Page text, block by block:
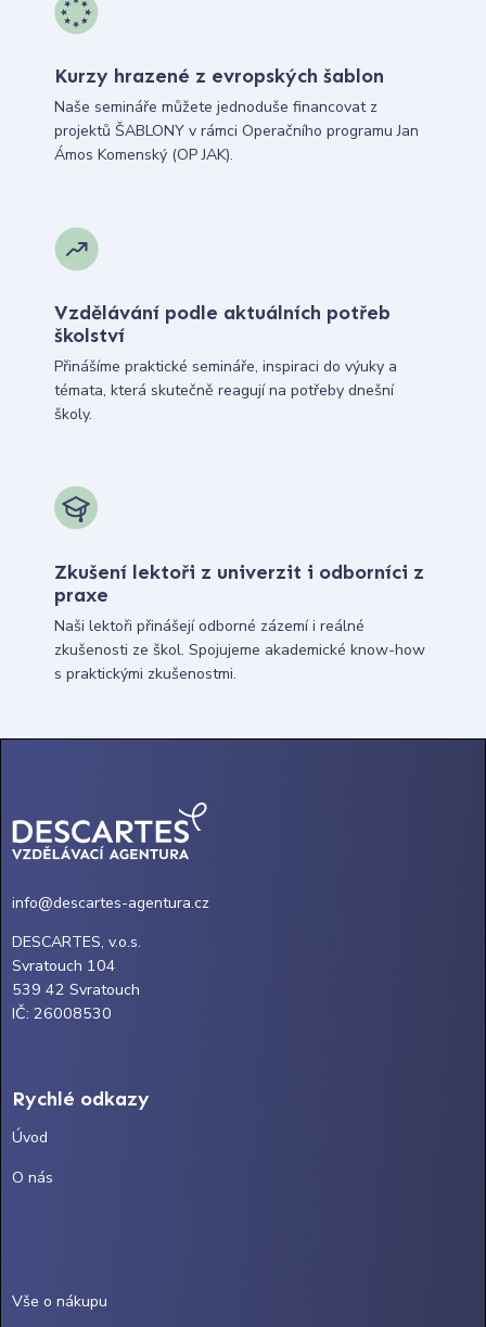
Kurzy hrazené z evropských šablon
Naše semináře můžete jednoduše financovat z
projektů ŠABLONY v rámci Operačního programu Jan
Ámos Komenský (OP JAK).
Vzdělávání podle aktuálních potřeb
školství
Přinášíme praktické semináře, inspiraci do výuky a
témata, která skutečně reagují na potřeby dnešní
školy.
Zkušení lektoři z univerzit i odborníci z
praxe
Naši lektoři přinášejí odborné zázemí i reálné
zkušenosti ze škol. Spojujeme akademické know-how
s praktickými zkušenostmi.
info@descartes-agentura.cz
DESCARTES, v.o.s.
Svratouch 104
539 42 Svratouch
IČ: 26008530
Rychlé odkazy
Úvod
O nás
Vše o nákupu